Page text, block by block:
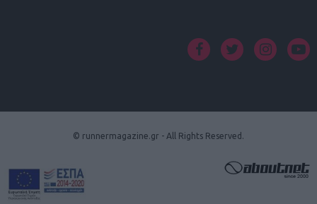
© runnermagazine.gr - All Rights Reserved.